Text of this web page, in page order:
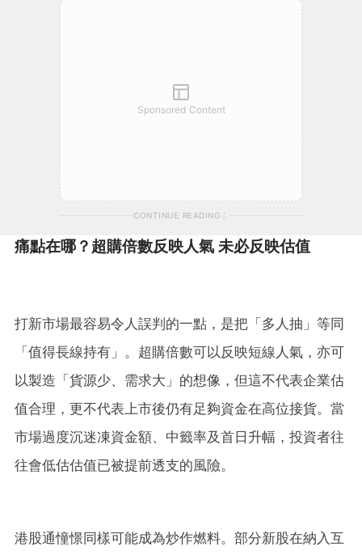
Sponsored Content
CONTINUE READING
痛點在哪？超購倍數反映人氣 未必反映估值
打新市場最容易令人誤判的一點，是把「多人抽」等同
「值得長線持有」。超購倍數可以反映短線人氣，亦可
以製造「貨源少、需求大」的想像，但這不代表企業估
值合理，更不代表上市後仍有足夠資金在高位接貨。當
市場過度沉迷凍資金額、中籤率及首日升幅，投資者往
往會低估估值已被提前透支的風險。
港股通憧憬同樣可能成為炒作燃料。部分新股在納入互